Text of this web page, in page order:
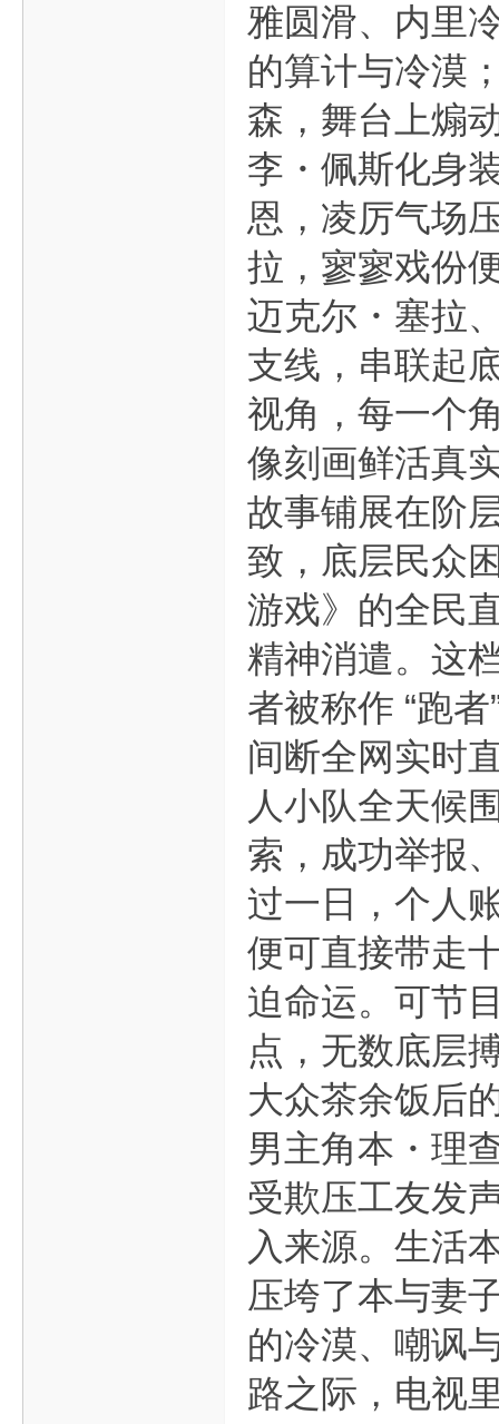
雅圆滑、内里
的算计与冷漠
森，舞台上煽
李・佩斯化身
恩，凌厉气场
拉，寥寥戏份
迈克尔・塞拉
支线，串联起
视角，每一个
像刻画鲜活真
故事铺展在阶
致，底层民众
游戏》的全民
精神消遣。这
者被称作 “跑
间断全网实时
人小队全天候
索，成功举报
过一日，个人
便可直接带走
迫命运。可节
点，无数底层
大众茶余饭后
男主角本・理
受欺压工友发
入来源。生活
压垮了本与妻
的冷漠、嘲讽
路之际，电视